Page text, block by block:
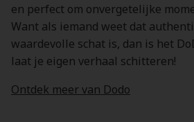
en perfect om onvergetelijke
Want als iemand weet dat
waardevolle schat is, dan is het
laat je eigen verhaal schitteren!
Ontdek meer van Dodo